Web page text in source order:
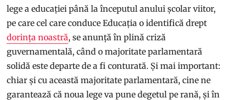
lege a educației până la începutul anului școlar viitor,
pe care cel care conduce Educația o identifică drept
dorința noastră, se anunță în plină criză
guvernamentală, când o majoritate parlamentară
solidă este departe de a fi conturată. Și mai important:
chiar și cu această majoritate parlamentară, cine ne
garantează că noua lege va pune degetul pe rană, și în